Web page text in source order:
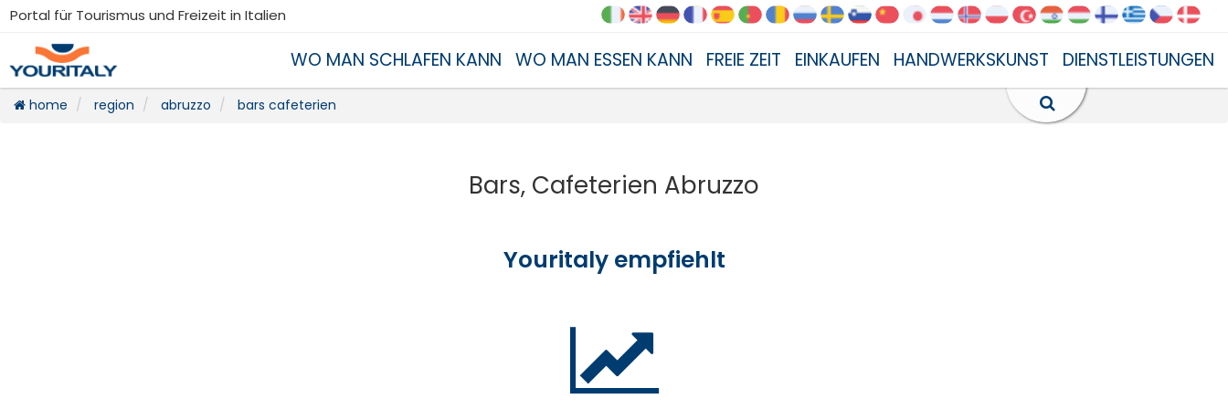
Portal für Tourismus und Freizeit in Italien
WO MAN SCHLAFEN KANN WO MAN ESSEN KANN FREIE ZEIT EINKAUFEN HANDWERKSKUNST DIENSTLEISTUNGEN
home region abruzzo bars cafeterien
Bars, Cafeterien Abruzzo
Youritaly empfiehlt